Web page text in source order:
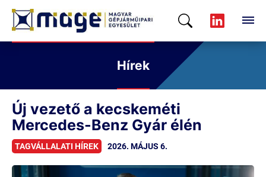
Hírek
Új vezető a kecskeméti
Mercedes-Benz Gyár élén
TAGVÁLLALATI HÍREK 2026. MÁJUS 6.